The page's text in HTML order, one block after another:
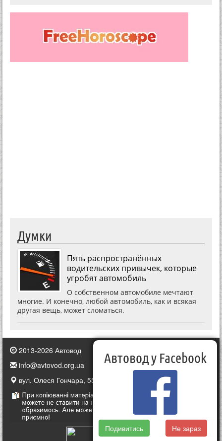
Думки
Пять распространённых
водительских привычек, которые
угробят автомобиль
О собственном автомобиле мечтают
многие. И конечно, любой автомобиль, как и всякая
другая вещь, может сломаться.
2013-2026 Автовод
info@avtovod.org.ua
вул. Олеся Гончара, 55, Київ, Україна
Автовод у Facebook
Подивитись Не зараз